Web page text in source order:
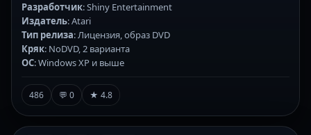
Разработчик: Shiny Entertainment
Издатель: Atari
Тип релиза: Лицензия, образ DVD
Кряк: NoDVD, 2 варианта
ОС: Windows XP и выше
486 💬 0 ★ 4.8